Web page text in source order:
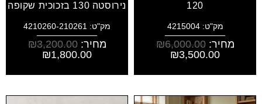
120
מק"ט: 4215004
מחיר: ₪6,000.00
₪3,500.00
נירוסטה 130 בזכוכית שקופה
מק"ט: 4210260-210261
מחיר: ₪3,200.00
₪1,800.00